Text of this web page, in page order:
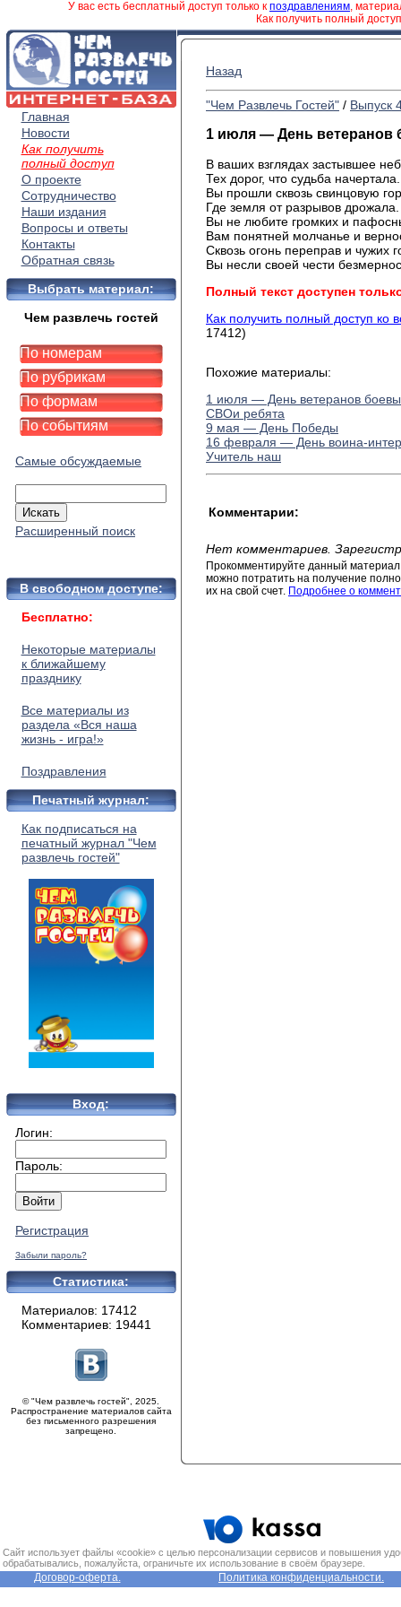
У вас есть бесплатный доступ только к поздравлениям,
Как получить полный
Главная
Новости
Как получить
полный доступ
О проекте
Сотрудничество
Наши издания
Вопросы и ответы
Контакты
Обратная связь
Выбрать материал:
Чем развлечь гостей
По номерам
По рубрикам
По формам
По событиям
Самые обсуждаемые
Расширенный поиск
В свободном доступе:
Бесплатно:
Некоторые материалы
к ближайшему
празднику
Все материалы из
раздела «Вся наша
жизнь - игра!»
Поздравления
Печатный журнал:
Как подписаться на
печатный журнал "Чем
развлечь гостей"
Вход:
Логин:
Пароль:
Регистрация
Забыли пароль?
Статистика:
Материалов: 17412
Комментариев: 19441
© "Чем развлечь гостей", 2025.
Распространение материалов сайта
без письменного разрешения
запрещено.
Назад
"Чем Развлечь Гостей" / Выпуск
1 июля — День ветеранов
В ваших взглядах застывшее
Тех дорог, что судьба начертала.
Вы прошли сквозь свинцовую
Где земля от разрывов дрожала.
Вы не любите громких и
Вам понятней молчанье и
Сквозь огонь переправ и чужих
Вы несли своей чести
Полный текст доступен
Как получить полный доступ ко
17412)
Похожие материалы:
1 июля — День ветеранов
СВОи ребята
9 мая — День Победы
16 февраля ­— День воина-
Учитель наш
Комментарии:
Нет комментариев.
Прокомментируйте данный
можно потратить на получение
их на свой счет. Подробнее о
Сайт использует файлы «cookie» с целью персонализации сервисов и повышения
обрабатывались, пожалуйста, ограничьте их использование в своём браузере.
Договор-оферта. Политика конфиденциальности.